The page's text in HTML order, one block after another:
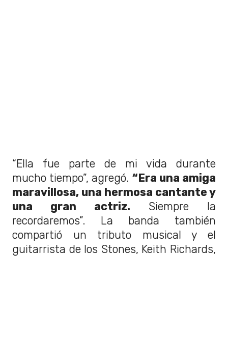
“Ella fue parte de mi vida durante
mucho tiempo”, agregó. “Era una amiga
maravillosa, una hermosa cantante y
una gran actriz. Siempre la
recordaremos”. La banda también
compartió un tributo musical y el
guitarrista de los Stones, Keith Richards,